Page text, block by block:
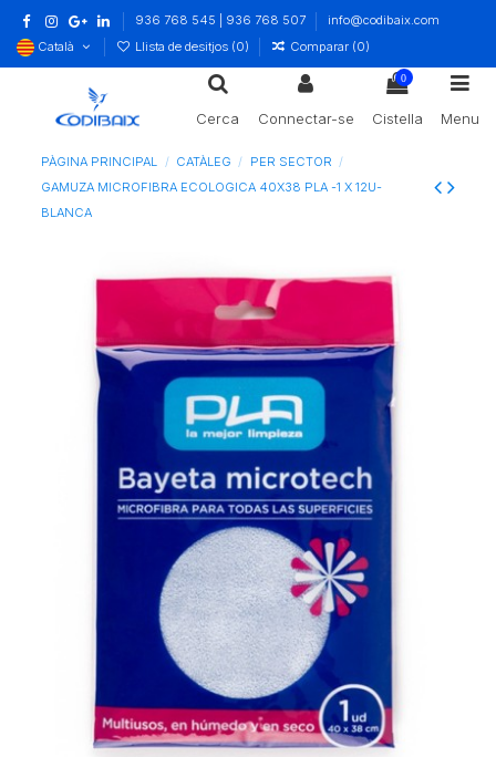
936 768 545 | 936 768 507
info@codibaix.com
Català
Llista de desitjos (0) Comparar (0)
Cerca Connectar-se
0
Cistella Menu
PÀGINA PRINCIPAL CATÀLEG
PER SECTOR
GAMUZA MICROFIBRA ECOLOGICA 40X38 PLA -1 X 12U-
BLANCA